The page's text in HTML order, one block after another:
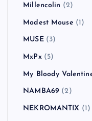
Millencolin (2)
Modest Mouse (1)
MUSE(3)
MxPx(5)
My Bloody
NAMBA69 (2)
NEKROMANTIX (1)